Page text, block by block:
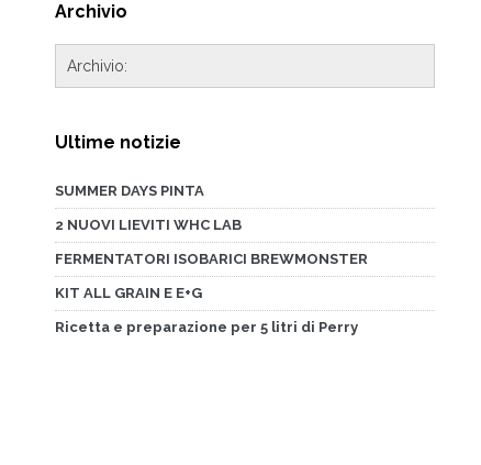
Archivio
Ultime notizie
SUMMER DAYS PINTA
2 NUOVI LIEVITI WHC LAB
FERMENTATORI ISOBARICI BREWMONSTER
KIT ALL GRAIN E E+G
Ricetta e preparazione per 5 litri di Perry